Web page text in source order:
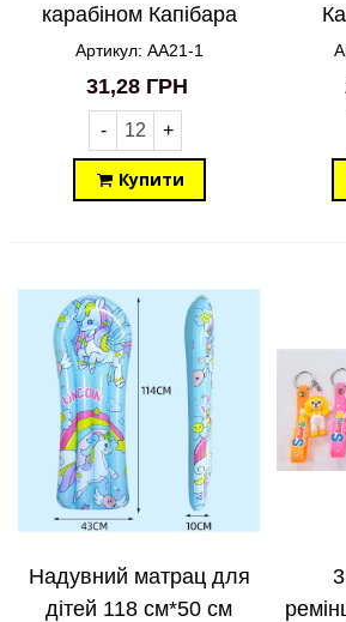
карабіном Капібара
AA21-1
Артикул: AA21-1
31,28 ГРН
- +
Купити
Надувний матрац для
дітей 118 см*50 см